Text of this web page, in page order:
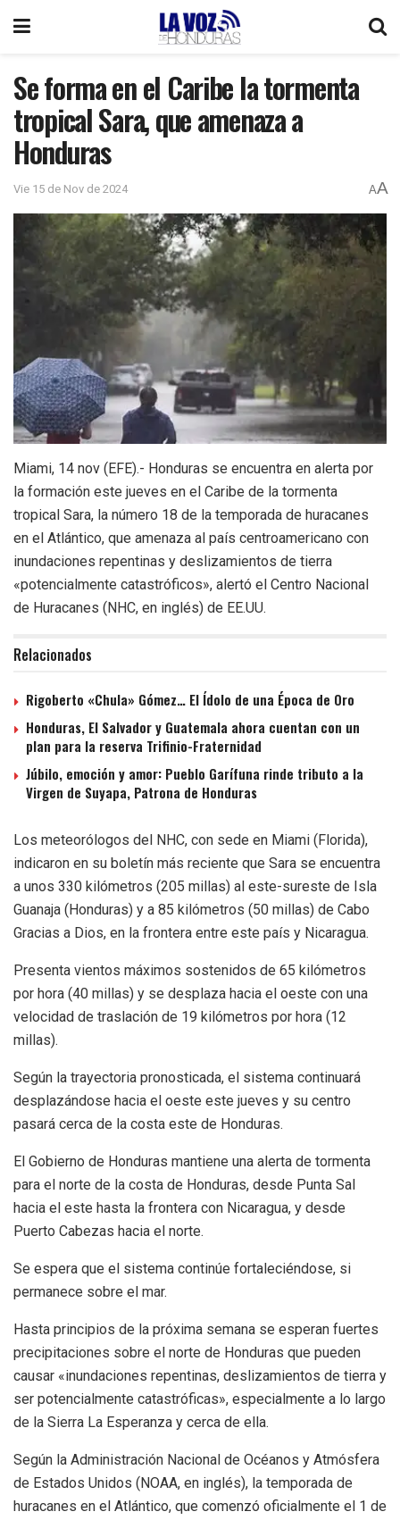
Se forma en el Caribe la tormenta
tropical Sara, que amenaza a
Honduras
Vie 15 de Nov de 2024 AA
Miami, 14 nov (EFE).- Honduras se encuentra en alerta por
la formación este jueves en el Caribe de la tormenta
tropical Sara, la número 18 de la temporada de huracanes
en el Atlántico, que amenaza al país centroamericano con
inundaciones repentinas y deslizamientos de tierra
«potencialmente catastróficos», alertó el Centro Nacional
de Huracanes (NHC, en inglés) de EE.UU.
Relacionados
Rigoberto «Chula» Gómez… El Ídolo de una Época de Oro
Honduras, El Salvador y Guatemala ahora cuentan con un
plan para la reserva Trifinio-Fraternidad
Júbilo, emoción y amor: Pueblo Garífuna rinde tributo a la
Virgen de Suyapa, Patrona de Honduras
Los meteorólogos del NHC, con sede en Miami (Florida),
indicaron en su boletín más reciente que Sara se encuentra
a unos 330 kilómetros (205 millas) al este-sureste de Isla
Guanaja (Honduras) y a 85 kilómetros (50 millas) de Cabo
Gracias a Dios, en la frontera entre este país y Nicaragua.
Presenta vientos máximos sostenidos de 65 kilómetros
por hora (40 millas) y se desplaza hacia el oeste con una
velocidad de traslación de 19 kilómetros por hora (12
millas).
Según la trayectoria pronosticada, el sistema continuará
desplazándose hacia el oeste este jueves y su centro
pasará cerca de la costa este de Honduras.
El Gobierno de Honduras mantiene una alerta de tormenta
para el norte de la costa de Honduras, desde Punta Sal
hacia el este hasta la frontera con Nicaragua, y desde
Puerto Cabezas hacia el norte.
Se espera que el sistema continúe fortaleciéndose, si
permanece sobre el mar.
Hasta principios de la próxima semana se esperan fuertes
precipitaciones sobre el norte de Honduras que pueden
causar «inundaciones repentinas, deslizamientos de tierra y
ser potencialmente catastróficas», especialmente a lo largo
de la Sierra La Esperanza y cerca de ella.
Según la Administración Nacional de Océanos y Atmósfera
de Estados Unidos (NOAA, en inglés), la temporada de
huracanes en el Atlántico, que comenzó oficialmente el 1 de